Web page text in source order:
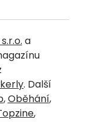
a
. Další
,Oběhání,
,